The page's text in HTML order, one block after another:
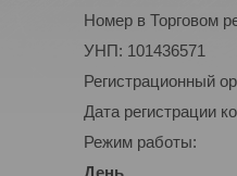
Номер в Торговом
УНП: 101436571
Регистрационный
Дата регистрации
Режим работы:
День